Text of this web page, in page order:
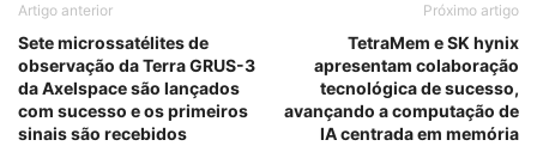
Artigo anterior
Sete microssatélites de
observação da Terra GRUS-3
da Axelspace são lançados
com sucesso e os primeiros
sinais são recebidos
Próximo artigo
TetraMem e SK hynix
apresentam colaboração
tecnológica de sucesso,
avançando a computação de
IA centrada em memória